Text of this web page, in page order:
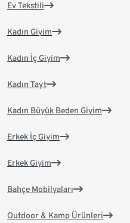
Ev Tekstili
Kadın Giyim
Kadın İç Giyim
Kadın Tayt
Kadın Büyük Beden Giyim
Erkek İç Giyim
Erkek Giyim
Bahçe Mobilyaları
Outdoor & Kamp Ürünleri